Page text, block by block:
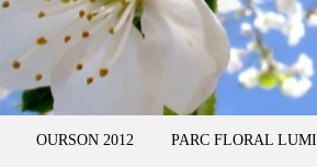
OURSON 2012 PARC FLORAL